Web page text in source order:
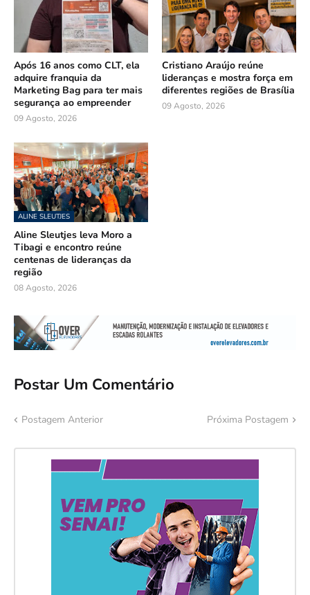
Após 16 anos como CLT, ela
adquire franquia da
Marketing Bag para ter mais
segurança ao empreender
09 Agosto, 2026
Cristiano Araújo reúne
lideranças e mostra força em
diferentes regiões de Brasília
09 Agosto, 2026
ALINE SLEUTJES
Aline Sleutjes leva Moro a
Tibagi e encontro reúne
centenas de lideranças da
região
08 Agosto, 2026
Postar Um Comentário
Postagem Anterior Próxima Postagem